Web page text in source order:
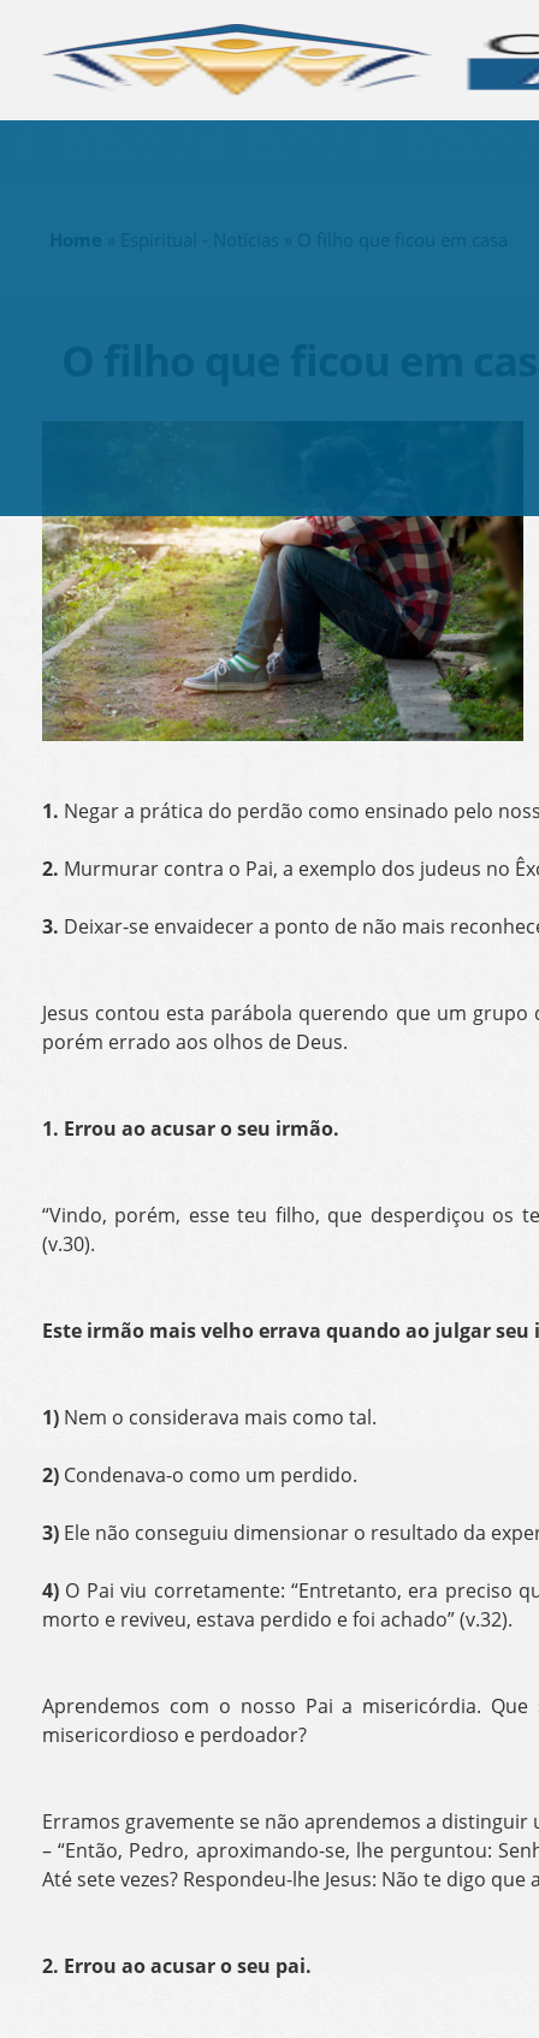
1. Negar a prática do perdão como ensinado pelo
2. Murmurar contra o Pai, a exemplo dos judeus no
3. Deixar-se envaidecer a ponto de não mais
Jesus contou esta parábola querendo que um
porém errado aos olhos de Deus.
1. Errou ao acusar o seu irmão.
“Vindo, porém, esse teu filho, que desperdiçou os
(v.30).
Este irmão mais velho errava quando ao julgar seu
1) Nem o considerava mais como tal.
2) Condenava-o como um perdido.
3) Ele não conseguiu dimensionar o resultado da
4) O Pai viu corretamente: “Entretanto, era preciso
morto e reviveu, estava perdido e foi achado” (v.32).
Aprendemos com o nosso Pai a misericórdia.
misericordioso e perdoador?
Erramos gravemente se não aprendemos a
– “Então, Pedro, aproximando-se, lhe perguntou:
Até sete vezes? Respondeu-lhe Jesus: Não te digo
2. Errou ao acusar o seu pai.